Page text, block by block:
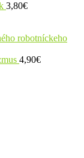
3,80€
robotníckeho
4,90€